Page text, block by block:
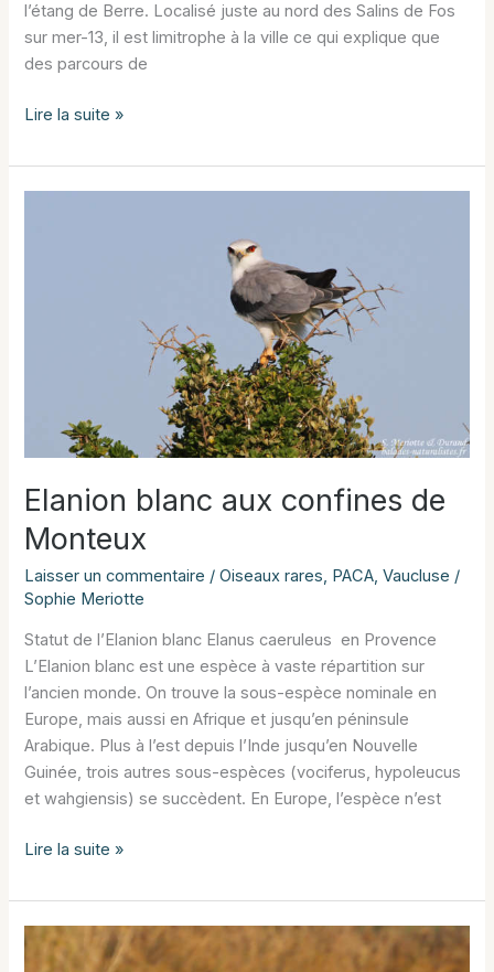
l’étang de Berre. Localisé juste au nord des Salins de Fos
sur mer-13, il est limitrophe à la ville ce qui explique que
des parcours de
Grèbe
Lire la suite »
Elanion blanc aux confines de
Monteux
Laisser un commentaire /Oiseaux rares, PACA,Vaucluse /
Sophie Meriotte
Statut de l’Elanion blanc Elanus caeruleus en Provence
L’Elanion blanc est une espèce à vaste répartition sur
l’ancien monde. On trouve la sous-espèce nominale en
Europe, mais aussi en Afrique et jusqu’en péninsule
Arabique. Plus à l’est depuis l’Inde jusqu’en Nouvelle
Guinée, trois autres sous-espèces (vociferus, hypoleucus
et wahgiensis) se succèdent. En Europe, l’espèce n’est
Elanion
aux
confines
Lire la suite »